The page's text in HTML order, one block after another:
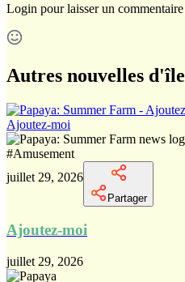
Login pour laisser un commentaire
Autres nouvelles d'île
Ajoutez-moi
#Amusement
juillet 29, 2026
Partager
Ajoutez-moi
juillet 29, 2026